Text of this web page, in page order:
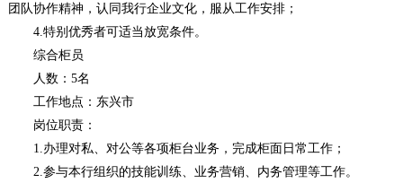
团队协作精神，认同我行企业文化，服从工作安排；
4.特别优秀者可适当放宽条件。
综合柜员
人数：5名
工作地点：东兴市
岗位职责：
1.办理对私、对公等各项柜台业务，完成柜面日常工作；
2.参与本行组织的技能训练、业务营销、内务管理等工作。